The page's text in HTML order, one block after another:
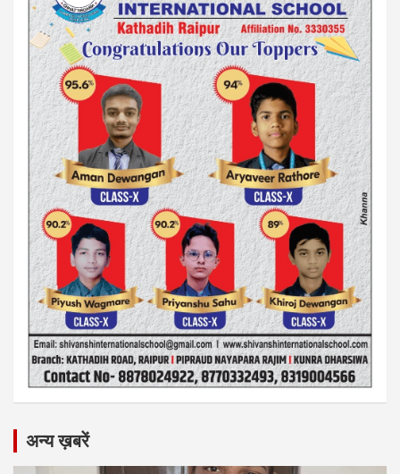
अन्य ख़बरें